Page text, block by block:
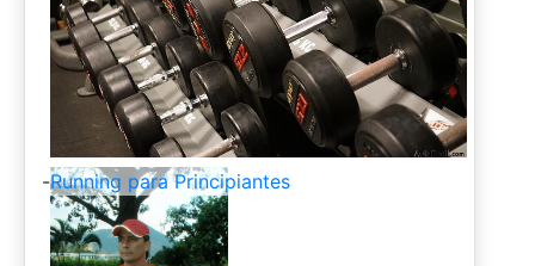
-Running para Principiantes